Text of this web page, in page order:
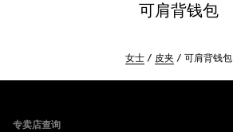
可肩背钱包
女士 皮夹 可肩背钱包
专卖店查询